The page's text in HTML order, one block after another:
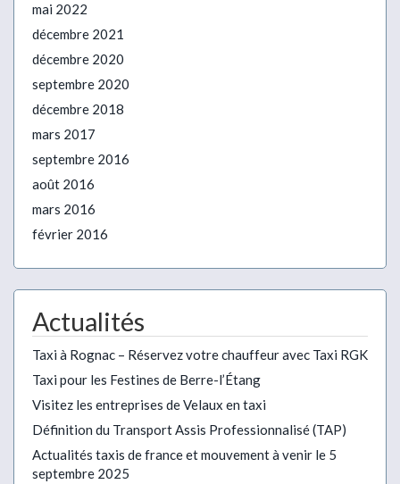
mai 2022
décembre 2021
décembre 2020
septembre 2020
décembre 2018
mars 2017
septembre 2016
août 2016
mars 2016
février 2016
Actualités
Taxi à Rognac – Réservez votre chauffeur avec Taxi RGK
Taxi pour les Festines de Berre-l’Étang
Visitez les entreprises de Velaux en taxi
Définition du Transport Assis Professionnalisé (TAP)
Actualités taxis de france et mouvement à venir le 5
septembre 2025